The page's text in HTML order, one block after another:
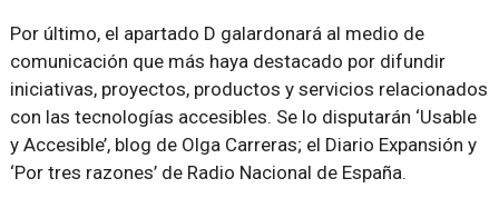
Por último, el apartado D galardonará al medio de
comunicación que más haya destacado por difundir
iniciativas, proyectos, productos y servicios relacionados
con las tecnologías accesibles. Se lo disputarán ‘Usable
y Accesible’, blog de Olga Carreras; el Diario Expansión y
‘Por tres razones’ de Radio Nacional de España.